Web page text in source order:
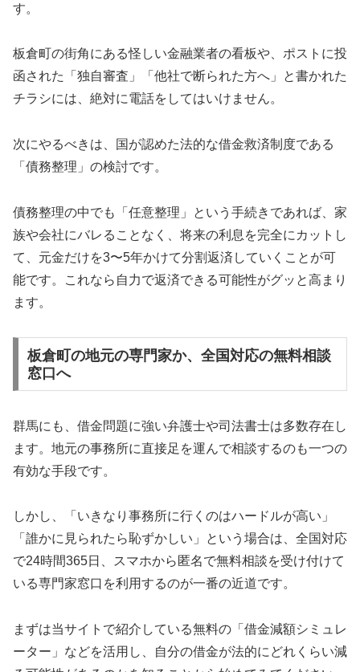
す。
板倉町の街角にある怪しい金融業者の看板や、ポストに投
函された「独自審査」「他社で断られた方へ」と書かれた
チラシには、絶対に電話をしてはいけません。
次にやるべきは、国が認めた法的な借金救済制度である
「債務整理」の検討です。
債務整理の中でも「任意整理」という手続きであれば、家
族や会社にバレることなく、将来の利息を完全にカットし
て、元金だけを3〜5年かけて分割返済していくことが可
能です。これなら自力で返済できる可能性がグッと高まり
ます。
板倉町の地元の専門家か、全国対応の無料相談
窓口へ
群馬にも、借金問題に強い弁護士や司法書士は多数存在し
ます。地元の事務所に直接足を運んで相談するのも一つの
有効な手段です。
しかし、「いきなり事務所に行くのはハードルが高い」
「誰かに見られたら恥ずかしい」という場合は、全国対応
で24時間365日、スマホから匿名で無料相談を受け付けて
いる専門家窓口を利用するのが一番の近道です。
まずは当サイトで紹介している無料の「借金減額シミュレ
ーター」などを活用し、自分の借金が法的にどれくらい減